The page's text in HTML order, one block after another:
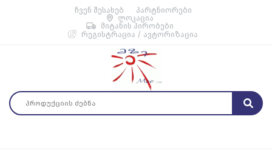
ჩვენ შესახებ
პარტნიორები
ლოკაცია
მიტანის პირობები
რეგისტრაცია / ავტორიზაცია